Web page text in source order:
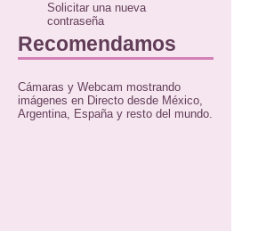
Solicitar una nueva
contraseña
Recomendamos
Cámaras y Webcam mostrando
imágenes en Directo desde México,
Argentina, España y resto del mundo.